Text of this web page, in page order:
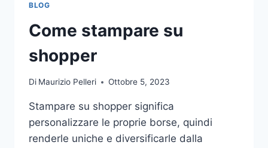
BLOG
Come stampare su
shopper
Di Maurizio Pelleri Ottobre 5, 2023
Stampare su shopper significa
personalizzare le proprie borse, quindi
renderle uniche e diversificarle dalla